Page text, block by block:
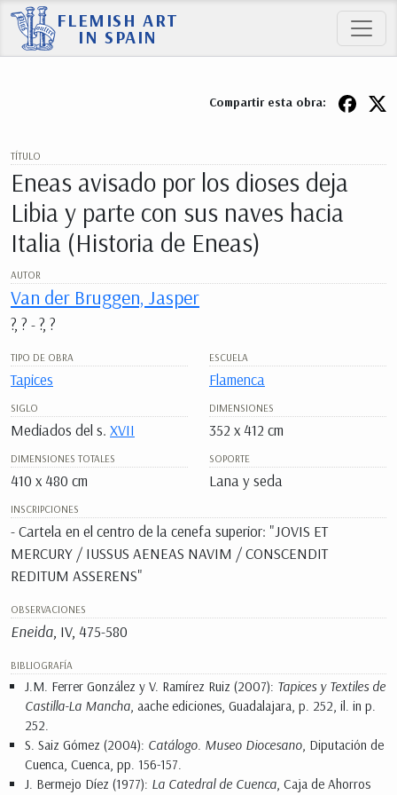
FLEMISH ART
IN SPAIN
TÍTULO
Eneas avisado por los dioses deja
Libia y parte con sus naves hacia
Italia (Historia de Eneas)
AUTOR
Van der Bruggen, Jasper
?, ? - ?, ?
TIPO DE OBRA
Tapices
ESCUELA
Flamenca
SIGLO
Mediados del s. XVII
DIMENSIONES
352 x 412 cm
DIMENSIONES TOTALES
410 x 480 cm
SOPORTE
Lana y seda
INSCRIPCIONES
- Cartela en el centro de la cenefa superior: "JOVIS ET
MERCURY / IUSSUS AENEAS NAVIM / CONSCENDIT
REDITUM ASSERENS"
OBSERVACIONES
Eneida , IV, 475-580
BIBLIOGRAFÍA
J.M. Ferrer González y V. Ramírez Ruiz (2007): Tapices y Textiles de
Castilla-La Mancha, aache ediciones, Guadalajara, p. 252, il. in p.
252.
S. Saiz Gómez (2004): Catálogo. Museo Diocesano, Diputación de
Cuenca, Cuenca, pp. 156-157.
J. Bermejo Díez (1977): La Catedral de Cuenca, Caja de Ahorros
Compartir esta obra: